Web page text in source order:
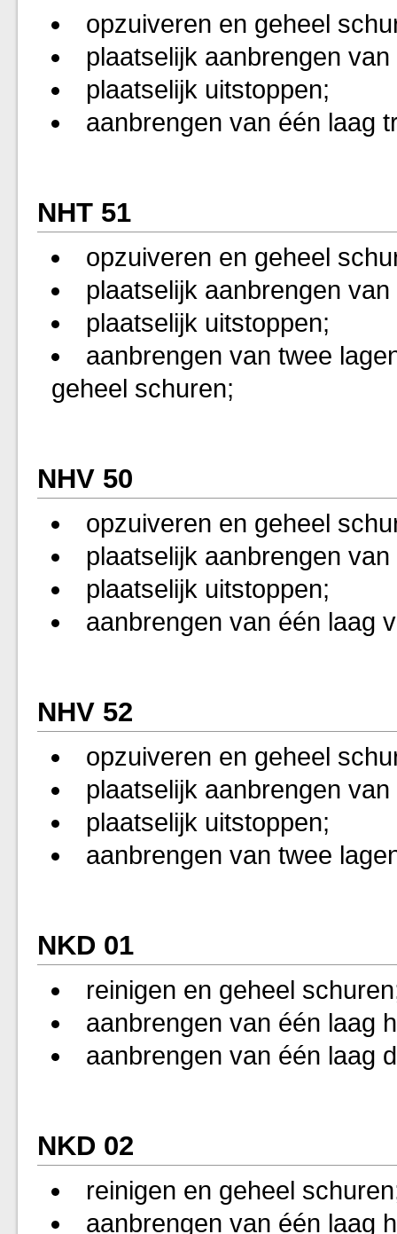
opzuiveren en geheel
plaatselijk aanbrengen
plaatselijk uitstoppen;
aanbrengen van één laag
NHT 51
opzuiveren en geheel
plaatselijk aanbrengen
plaatselijk uitstoppen;
aanbrengen van twee
geheel schuren;
NHV 50
opzuiveren en geheel
plaatselijk aanbrengen
plaatselijk uitstoppen;
aanbrengen van één laag
NHV 52
opzuiveren en geheel
plaatselijk aanbrengen
plaatselijk uitstoppen;
aanbrengen van twee
NKD 01
reinigen en geheel
aanbrengen van één laag
aanbrengen van één laag
NKD 02
reinigen en geheel
aanbrengen van één laag